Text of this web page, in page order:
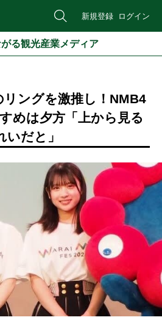
新規登録 ログイン
る観光産業メディア
リングを激推し！NMB4
めは夕方「上から見る
だと」